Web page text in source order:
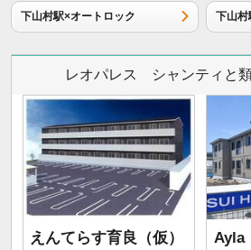
下山村駅×オートロック 下山
レオパレス シャンティと
えんてらす育良（仮） Ayla